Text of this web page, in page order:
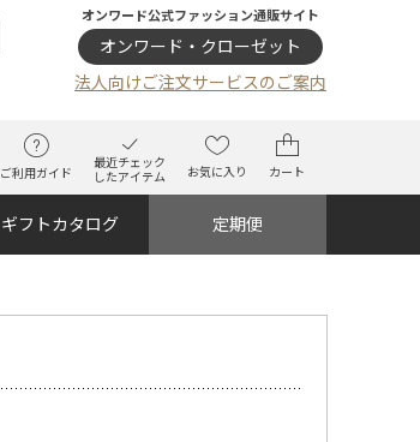
オンワード公式ファッション通販サイト
オンワード・クローゼット
法人向けご注文サービスのご案内
ご利用ガイド
最近チェック
したアイテム
お気に入り カート
ギフトカタログ 定期便